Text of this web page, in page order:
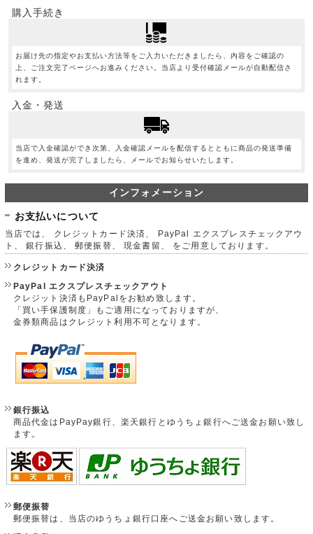
購入手続き
お届け先の指定やお支払い方法等をご入力いただきましたら、内容をご確認の
上、ご注文完了ページへお進みください。当店より受付確認メールが自動配信さ
れます。
入金・発送
当店で入金確認ができ次第、入金確認メールを配信するとともに商品の発送準備
を進め、発送が完了しましたら、メールでお知らせいたします。
インフォメーション
お支払いについて
当店では、 クレジットカード決済、 PayPal エクスプレスチェックアウ
ト、 銀行振込、 郵便振替、 現金書留、 をご用意しております。
クレジットカード決済
PayPal エクスプレスチェックアウト
クレジット決済もPayPalをお勧め致します。
「買い手保護制度」もご適用になっておりますが、
金券類商品はクレジット利用不可となります。
銀行振込
商品代金はPayPay銀行、楽天銀行とゆうちょ銀行へご送金お願い致し
ます。
郵便振替
郵便振替は、当店のゆうちょ銀行口座へご送金お願い致します。